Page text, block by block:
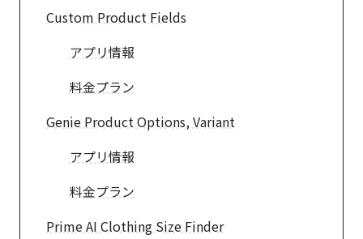
Custom Product Fields
アプリ情報
料金プラン
Genie Product Options, Variant
アプリ情報
料金プラン
Prime AI Clothing Size Finder